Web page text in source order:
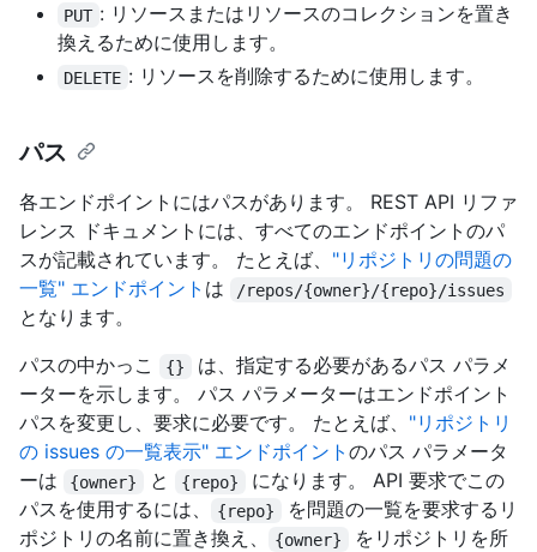
PUT : リソースまたはリソースのコレクションを置き
換えるために使用します。
DELETE : リソースを削除するために使用します。
パス
各エンドポイントにはパスがあります。 REST API リファ
レンス ドキュメントには、すべてのエンドポイントのパ
スが記載されています。 たとえば、 "リポジトリの問題の
一覧" エンドポイント は /repos/{owner}/{repo}/issues
となります。
パスの中かっこ
{}
は、指定する必要があるパス パラメ
ーターを示します。 パス パラメーターはエンドポイント
パスを変更し、要求に必要です。 たとえば、 "リポジトリ
の issues の一覧表示" エンドポイント のパス パラメータ
ーは
{owner} と {repo}
になります。 API 要求でこの
パスを使用するには、
{repo}
を問題の一覧を要求するリ
ポジトリの名前に置き換え、
{owner}
をリポジトリを所